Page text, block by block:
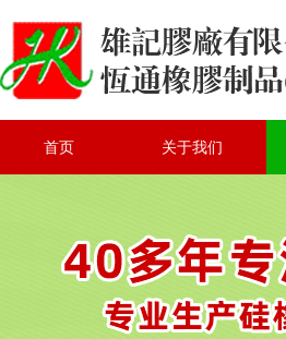
首页 关于我们